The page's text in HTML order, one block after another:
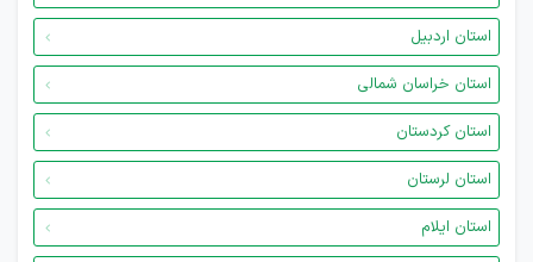
استان اردبیل
استان خراسان شمالی
استان کردستان
استان لرستان
استان ایلام